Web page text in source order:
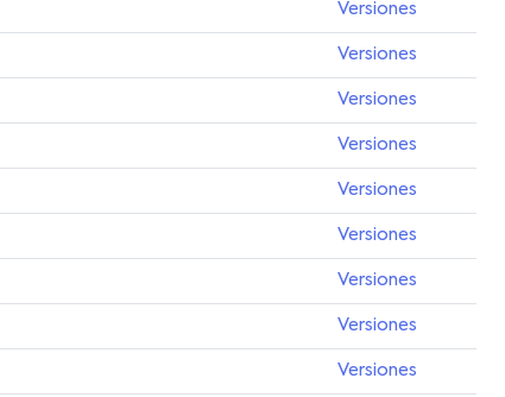
Versiones
Versiones
Versiones
Versiones
Versiones
Versiones
Versiones
Versiones
Versiones